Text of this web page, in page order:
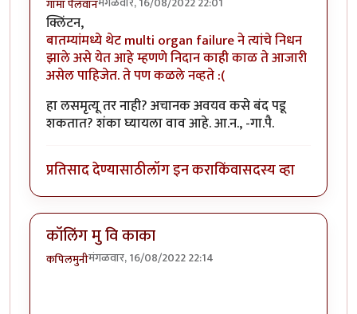
गामा पैलवान
क्लिंटन,
बातम्यांमध्ये थेट multi organ failure ने त्यांचे निधन
झाले असे येत आहे म्हणणे निदान काही काळ ते आजारी
असेल पाहिजेत. ते पण कळले नव्हते :(
हा लसमृत्यू तर नाही? अचानक अवयव कसे बंद पडू
शकतात? शंका घ्यायला वाव आहे. आ.न., -गा.पै.
प्रतिसाद देण्यासाठीलॉग इन कराकिंवासदस्य व्हा
कॉलिंग मु वि काका
कपिलमुनीमंगळवार, 16/08/2022 22:14